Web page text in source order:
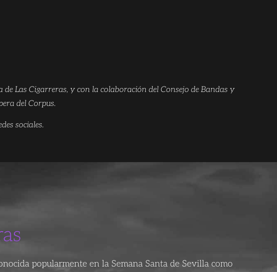
Las Cigarreras, y con la colaboración del Consejo de Bandas y
del Corpus.
sociales.
popularmente en la Semana Santa de Sevilla como